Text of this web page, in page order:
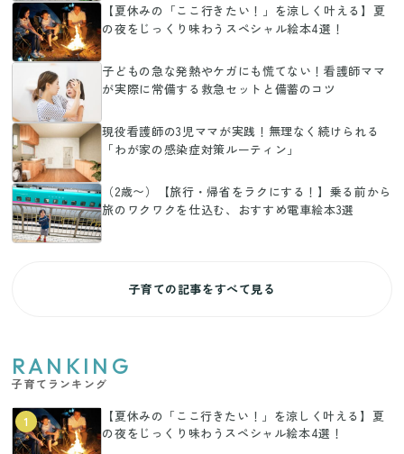
【夏休みの「ここ行きたい！」を涼しく叶える】夏
の夜をじっくり味わうスペシャル絵本4選！
子どもの急な発熱やケガにも慌てない！看護師ママ
が実際に常備する救急セットと備蓄のコツ
現役看護師の3児ママが実践！無理なく続けられる
「わが家の感染症対策ルーティン」
（2歳〜）【旅行・帰省をラクにする！】乗る前から
旅のワクワクを仕込む、おすすめ電車絵本3選
子育ての記事をすべて見る
RANKING
子育てランキング
1
【夏休みの「ここ行きたい！」を涼しく叶える】夏
の夜をじっくり味わうスペシャル絵本4選！